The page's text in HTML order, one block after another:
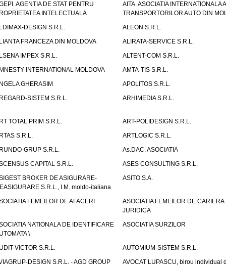
AGENTIA DE STAT PENTRU
INTELECTUALA
AITA. ASOCIATIA INTERNATIONALA A
TRANSPORTORILOR AUTO DIN
DESIGN S.R.L.
ALEON S.R.L.
FRANCEZA DIN MOLDOVA
ALIRATA-SERVICE S.R.L.
IMPEX S.R.L.
ALTENT-COM S.R.L.
INTERNATIONAL MOLDOVA
AMTA-TIS S.R.L.
GHERASIM
APOLITOS S.R.L.
SISTEM S.R.L.
ARHIMEDIA S.R.L.
TOTAL PRIM S.R.L.
ART-POLIDESIGN S.R.L.
S.R.L.
ARTLOGIC S.R.L.
GRUP S.R.L.
As.DAC. ASOCIATIA
CAPITAL S.R.L.
ASES CONSULTING S.R.L.
BROKER DE ASIGURARE-
S.R.L., I.M. moldo-italiana
ASITO S.A.
FEMEILOR DE AFACERI
ASOCIATIA FEMEILOR DE CARIERA
JURIDICA
NATIONALA DE IDENTIFICARE
\
ASOCIATIA SURZILOR
VICTOR S.R.L.
AUTOMIUM-SISTEM S.R.L.
DESIGN S.R.L. - AGD GROUP
AVOCAT LUPASCU, birou individual